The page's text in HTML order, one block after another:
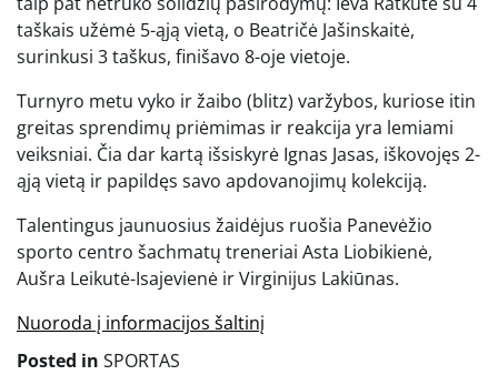
taškais užėmė 5-ąją vietą, o Beatričė Jašinskaitė,
surinkusi 3 taškus, finišavo 8-oje vietoje.
Turnyro metu vyko ir žaibo (blitz) varžybos, kuriose itin
greitas sprendimų priėmimas ir reakcija yra lemiami
veiksniai. Čia dar kartą išsiskyrė Ignas Jasas, iškovojęs 2-
ąją vietą ir papildęs savo apdovanojimų kolekciją.
Talentingus jaunuosius žaidėjus ruošia Panevėžio
sporto centro šachmatų treneriai Asta Liobikienė,
Aušra Leikutė-Isajevienė ir Virginijus Lakiūnas.
Nuoroda į informacijos šaltinį
Posted in SPORTAS